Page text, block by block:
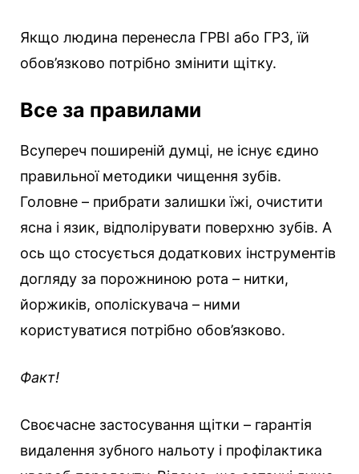
Якщо людина перенесла ГРВІ або ГРЗ, їй
обов’язково потрібно змінити щітку.
Все за правилами
Всупереч поширеній думці, не існує єдино
правильної методики чищення зубів.
Головне – прибрати залишки їжі, очистити
ясна і язик, відполірувати поверхню зубів. А
ось що стосується додаткових інструментів
догляду за порожниною рота – нитки,
йоржиків, ополіскувача – ними
користуватися потрібно обов’язково.
Факт!
Своєчасне застосування щітки – гарантія
видалення зубного нальоту і профілактика